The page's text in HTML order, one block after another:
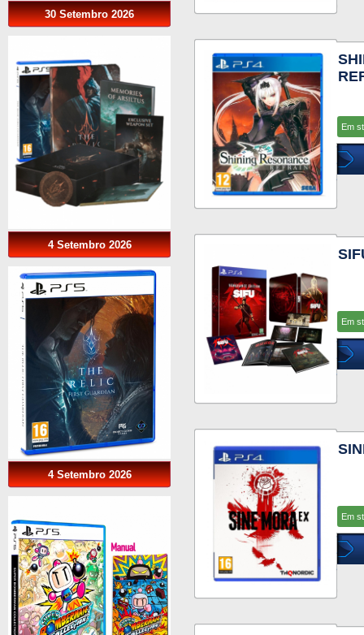
30 Setembro 2026
4 Setembro 2026
4 Setembro 2026
Em
Em
Em